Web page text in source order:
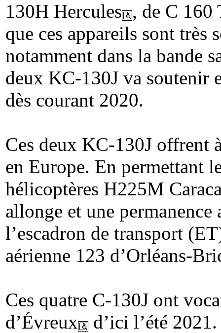
130H Hercules , de C 160
que ces appareils sont très
notamment dans la bande
deux KC-130J va soutenir
dès courant 2020.
Ces deux KC-130J offrent
en Europe. En permettant
hélicoptères H225M
allonge et une
l’escadron de transport
aérienne 123 d’Orléans-
Ces quatre C-130J ont
d’Évreux
d’ici l’été